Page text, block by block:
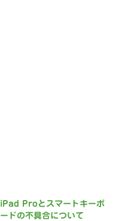
iPad Proとスマートキーボ
ードの不具合について